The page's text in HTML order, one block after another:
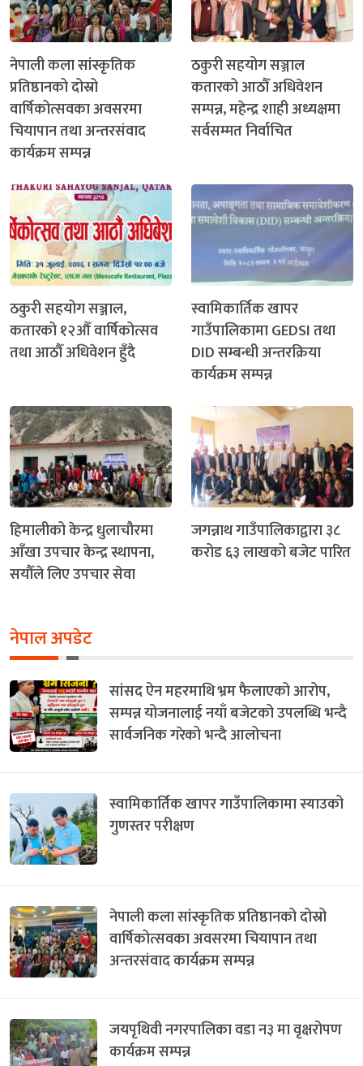
नेपाली कला सांस्कृतिक
प्रतिष्ठानको दोस्रो
वार्षिकोत्सवका अवसरमा
चियापान तथा अन्तरसंवाद
कार्यक्रम सम्पन्न
ठकुरी सहयोग सञ्जाल
कतारको आठौँ अधिवेशन
सम्पन्न, महेन्द्र शाही अध्यक्षमा
सर्वसम्मत निर्वाचित
ठकुरी सहयोग सञ्जाल,
कतारको १२औँ वार्षिकोत्सव
तथा आठौँ अधिवेशन हुँदै
स्वामिकार्तिक खापर
गाउँपालिकामा GEDSI तथा
DID सम्बन्धी अन्तरक्रिया
कार्यक्रम सम्पन्न
हिमालीको केन्द्र धुलाचौरमा
आँखा उपचार केन्द्र स्थापना,
सयौँले लिए उपचार सेवा
जगन्नाथ गाउँपालिकाद्वारा ३८
करोड ६३ लाखको बजेट पारित
नेपाल अपडेट
सांसद ऐन महरमाथि भ्रम फैलाएको आरोप,
सम्पन्न योजनालाई नयाँ बजेटको उपलब्धि भन्दै
सार्वजनिक गरेको भन्दै आलोचना
स्वामिकार्तिक खापर गाउँपालिकामा स्याउको
गुणस्तर परीक्षण
नेपाली कला सांस्कृतिक प्रतिष्ठानको दोस्रो
वार्षिकोत्सवका अवसरमा चियापान तथा
अन्तरसंवाद कार्यक्रम सम्पन्न
जयपृथिवी नगरपालिका वडा न३ मा वृक्षरोपण
कार्यक्रम सम्पन्न